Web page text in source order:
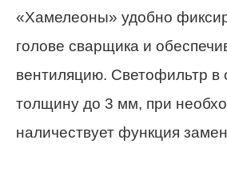
«Хамелеоны» удобно
голове сварщика и
вентиляцию. Светофильтр в
толщину до 3 мм, при
наличествует функция